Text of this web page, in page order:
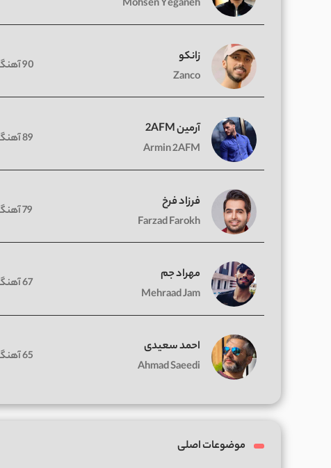
Mohsen Yeganeh
زانکو
Zanco
90 آهنگ
آرمین 2AFM
Armin 2AFM
89 آهنگ
فرزاد فرخ
Farzad Farokh
79 آهنگ
مهراد جم
Mehraad Jam
67 آهنگ
احمد سعیدی
Ahmad Saeedi
65 آهنگ
موضوعات اصلی